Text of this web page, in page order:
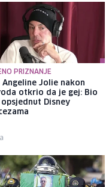
PRIZNANJE
Angeline Jolie nakon
otkrio da je gej: Bio
opsjednut Disney